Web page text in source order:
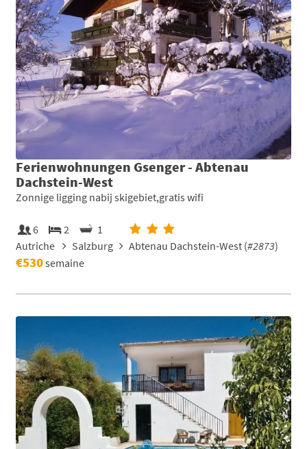
Ferienwohnungen Gsenger - Abtenau
Dachstein-West
Zonnige ligging nabij skigebiet,gratis wifi
6 2
1
Autriche
Salzburg Abtenau Dachstein-West (#2873)
€530semaine